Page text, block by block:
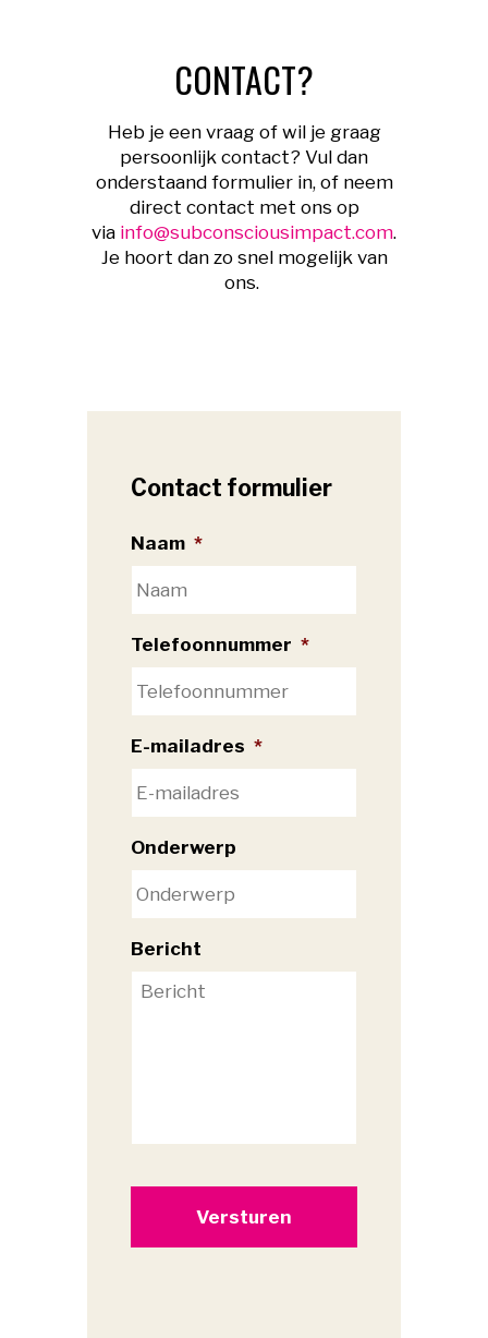
CONTACT?
Heb je een vraag of wil je graag
persoonlijk contact? Vul dan
onderstaand formulier in, of neem
direct contact met ons op
via info@subconsciousimpact.com.
Je hoort dan zo snel mogelijk van
ons.
Contact formulier
Naam *
Telefoonnummer *
E-mailadres *
Onderwerp
Bericht